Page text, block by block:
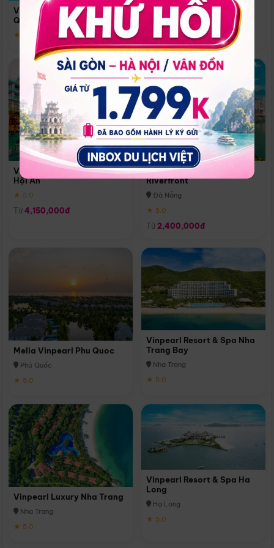
Vinpearl Resort & Spa Phu
Quoc
★ 5.0
Quoc
Phú Quốc
★ 5.0
Vinpearl Resort & Golf Nam
Hội An
★ 5.0
Từ 4,150,000đ
Melia Vinpearl Danang
Riverfront
Đà Nẵng
★ 5.0
Từ 2,400,000đ
Melia Vinpearl Phu Quoc
Phú Quốc
★ 5.0
Vinpearl Resort & Spa Nha
Trang Bay
Nha Trang
★ 5.0
Vinpearl Luxury Nha Trang
Nha Trang
★ 5.0
Vinpearl Resort & Spa Ha
Long
Hạ Long
★ 5.0